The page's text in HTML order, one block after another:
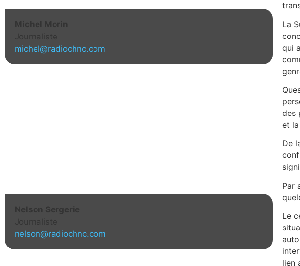
Michel Morin
Journaliste
michel@radiochnc.com
Nelson Sergerie
Journaliste
nelson@radiochnc.com
La
qui
des
et
De
Par
Le
lien